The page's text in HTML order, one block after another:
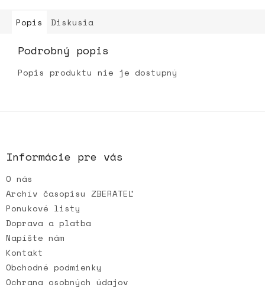
Popis Diskusia
Podrobný popis
Popis produktu nie je dostupný
Z
i
e
Informácie pre vás
O nás
Archív časopisu ZBERATEĽ
Ponukové listy
Doprava a platba
Napíšte nám
Kontakt
Obchodné podmienky
Ochrana osobných údajov